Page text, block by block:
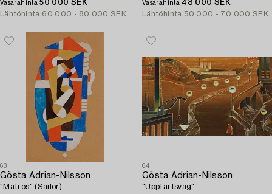
Vasarahinta50 000 SEK
Lähtöhinta 60 000 - 80 000 SEK
Vasarahinta 48 000 SEK
Lähtöhinta 50 000 - 70 000 SEK
63
Gösta Adrian-Nilsson
"Matros" (Sailor).
64
Gösta Adrian-Nilsson
"Uppfartsväg".